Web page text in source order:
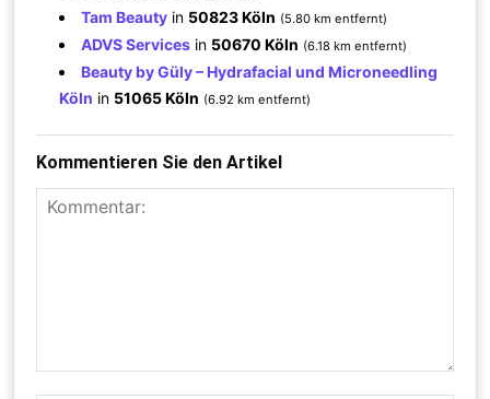
Tam Beauty in 50823 Köln (5.80 km entfernt)
ADVS Services in 50670 Köln (6.18 km entfernt)
Beauty by Güly – Hydrafacial und Microneedling
Köln in 51065 Köln (6.92 km entfernt)
Kommentieren Sie den Artikel